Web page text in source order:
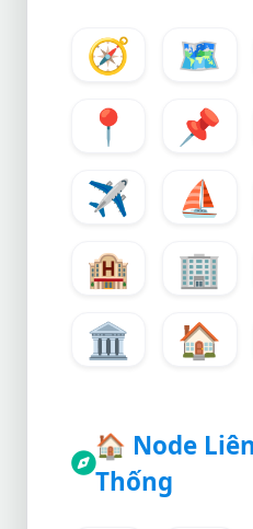
🧭 🗺
📍
📌
✈
⛵
🏨
🏢
🏛
🏠
🏠 Node
Thống